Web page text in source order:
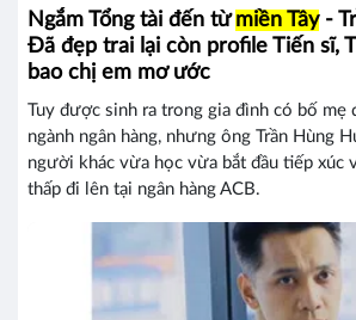
Ngắm Tổng tài đến từmiền Tây-
Đã đẹp trai lại còn profile Tiến sĩ,
bao chị em mơ ước
Tuy được sinh ra trong gia đình có bố mẹ
ngành ngân hàng, nhưng ông Trần Hùng
người khác vừa học vừa bắt đầu tiếp xúc
thấp đi lên tại ngân hàng ACB.